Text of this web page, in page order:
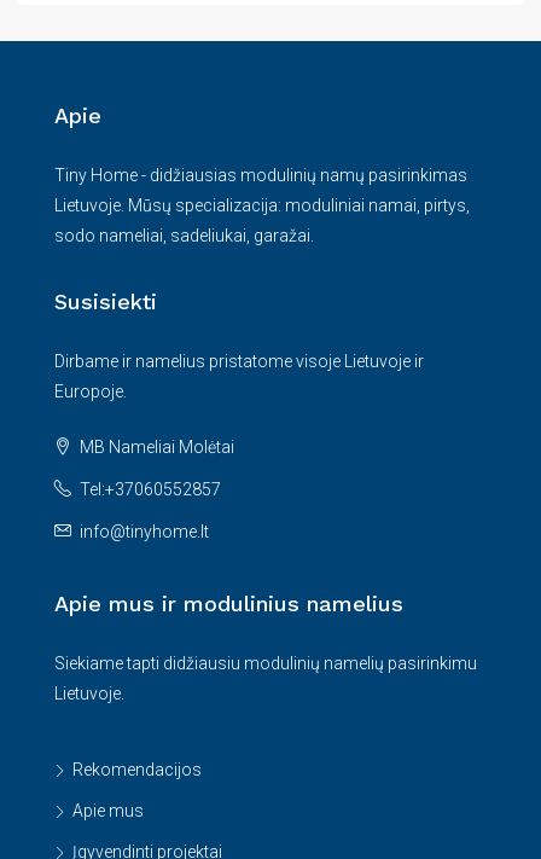
Apie
Tiny Home - didžiausias modulinių namų pasirinkimas
Lietuvoje. Mūsų specializacija: moduliniai namai, pirtys,
sodo nameliai, sadeliukai, garažai.
Susisiekti
Dirbame ir namelius pristatome visoje Lietuvoje ir
Europoje.
MB Nameliai Molėtai
Tel:+37060552857
info@tinyhome.lt
Apie mus ir modulinius namelius
Siekiame tapti didžiausiu modulinių namelių pasirinkimu
Lietuvoje.
Rekomendacijos
Apie mus
Įgyvendinti projektai